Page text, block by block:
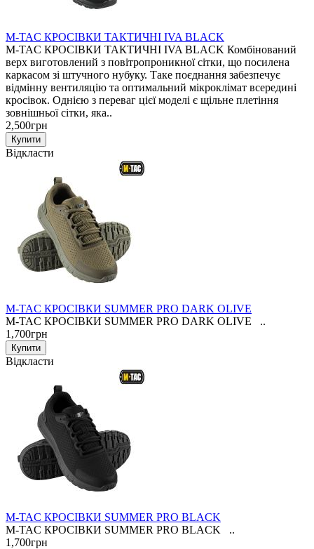
M-TAC КРОСІВКИ ТАКТИЧНІ IVA BLACK
M-TAC КРОСІВКИ ТАКТИЧНІ IVA BLACK Комбінований
верх виготовлений з повітропроникної сітки, що посилена
каркасом зі штучного нубуку. Таке поєднання забезпечує
відмінну вентиляцію та оптимальний мікроклімат всередині
кросівок. Однією з переваг цієї моделі є щільне плетіння
зовнішньої сітки, яка..
2,500грн
Відкласти
M-TAC КРОСІВКИ SUMMER PRO DARK OLIVE
M-TAC КРОСІВКИ SUMMER PRO DARK OLIVE ..
1,700грн
Відкласти
M-TAC КРОСІВКИ SUMMER PRO BLACK
M-TAC КРОСІВКИ SUMMER PRO BLACK ..
1,700грн